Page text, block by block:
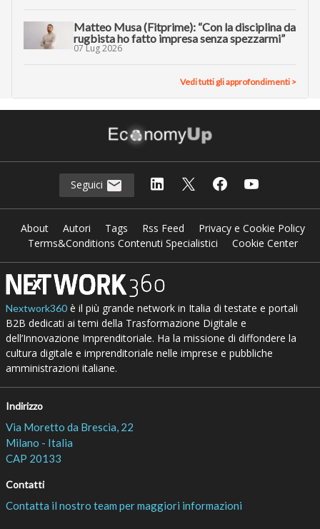
Matteo Musa (Fitprime): “Con la disciplina da
rugbista ho fatto impresa senza spezzarmi”
07 Lug 2026
Vedi tutti gli approfondimenti >
Seguici
About Autori Tags Rss Feed
Privacy e Cookie Policy
Terms&Conditions Contenuti Specialistici
Cookie Center
Nextwork360è il più grande network in Italia di testate e portali
B2B dedicati ai temi della Trasformazione Digitale e
dell’Innovazione Imprenditoriale. Ha la missione di diffondere la
cultura digitale e imprenditoriale nelle imprese e pubbliche
amministrazioni italiane.
Indirizzo
Via Moretto da Brescia, 22
Milano - Italia
CAP 20133
Contatti
Contatta il nostro team per maggiori informazioni